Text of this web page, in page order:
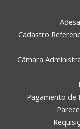
Cadastro
Câmara
Pagamento de